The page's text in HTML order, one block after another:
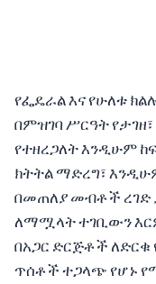
የፌዴራል እና የሁለቱ
በምዝገባ ሥርዓት
የተዘረጋለት እንዲሁም
ክትትል ማድረግ፣
በመጠለያ መብቶች ረገድ
ለማሟላት ተገቢውን
በአጋር ድርጅቶች
ጥሰቶች ተጋላጭ የሆኑ